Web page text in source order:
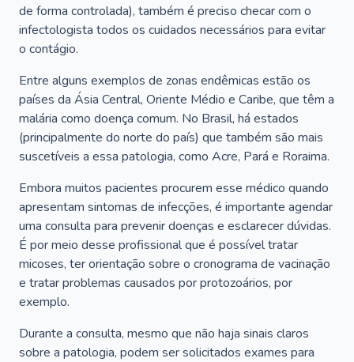
de forma controlada), também é preciso checar com o
infectologista todos os cuidados necessários para evitar
o contágio.
Entre alguns exemplos de zonas endêmicas estão os
países da Ásia Central, Oriente Médio e Caribe, que têm a
malária como doença comum. No Brasil, há estados
(principalmente do norte do país) que também são mais
suscetíveis a essa patologia, como Acre, Pará e Roraima.
Embora muitos pacientes procurem esse médico quando
apresentam sintomas de infecções, é importante agendar
uma consulta para prevenir doenças e esclarecer dúvidas.
É por meio desse profissional que é possível tratar
micoses, ter orientação sobre o cronograma de vacinação
e tratar problemas causados por protozoários, por
exemplo.
Durante a consulta, mesmo que não haja sinais claros
sobre a patologia, podem ser solicitados exames para